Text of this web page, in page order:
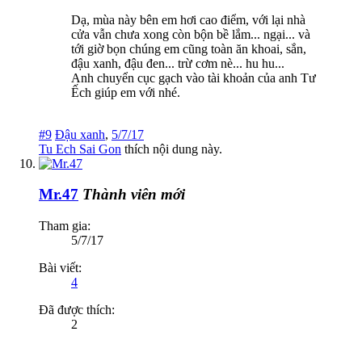
Dạ, mùa này bên em hơi cao điểm, với lại nhà
cửa vẫn chưa xong còn bộn bề lắm... ngại... và
tới giờ bọn chúng em cũng toàn ăn khoai, sắn,
đậu xanh, đậu đen... trừ cơm nè... hu hu...
Anh chuyển cục gạch vào tài khoản của anh Tư
Ếch giúp em với nhé.
#9 Đậu xanh, 5/7/17
Tu Ech Sai Gon thích nội dung này.
Mr.47 Thành viên mới
Tham gia:
5/7/17
Bài viết:
4
Đã được thích:
2